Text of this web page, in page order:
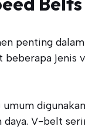
penting
beberapa
V-belt